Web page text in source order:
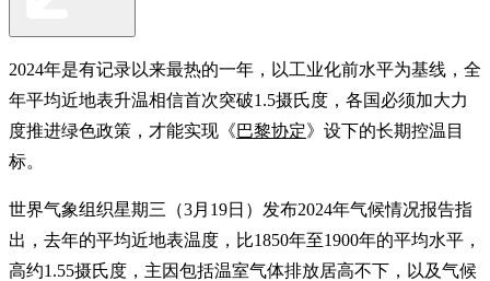
2024年是有记录以来最热的一年，以工业化前水平为基线，全
年平均近地表升温相信首次突破1.5摄氏度，各国必须加大力
度推进绿色政策，才能实现《巴黎协定》设下的长期控温目
标。
世界气象组织星期三（3月19日）发布2024年气候情况报告指
出，去年的平均近地表温度，比1850年至1900年的平均水平，
高约1.55摄氏度，主因包括温室气体排放居高不下，以及气候